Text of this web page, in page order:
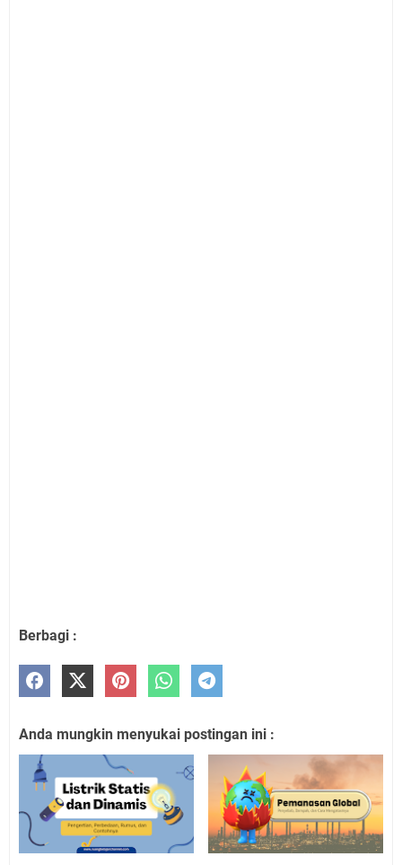
Berbagi :
Anda mungkin menyukai postingan ini :